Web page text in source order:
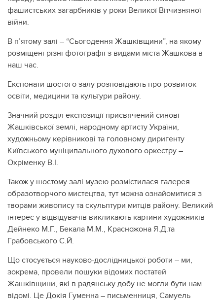
фашистських загарбників у роки Великої Вітчизняної
війни.
В п’ятому залі – “Сьогодення Жашківщини”, на якому
розміщені різні фотографії з видами міста Жашкова в
наш час.
Експонати шостого залу розповідають про розвиток
освіти, медицини та культури району.
Значний розділ експозиції присвячений синові
Жашківської землі, народному артисту України,
художньому керівникові та головному диригенту
Київського муніципального духового оркестру –
Охріменку В.І.
Також у шостому залі музею розмістилася галерея
образотворчого мистецтва, тут можна ознайомитися з
творами живопису та скульптури митців району. Великий
інтерес у відвідувачів викликають картини художників
Дейнеко М.Г., Бекала М.М., Красножона Я.Д.та
Грабовського С.Й.
Що стосується науково-дослідницької роботи – ми,
зокрема, провели пошуки відомих постатей
Жашківщини, які в радянську добу не могли бути нам
відомі. Це Докія Гуменна – письменниця, Самуель